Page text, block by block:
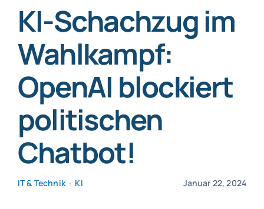
Jetzt absichern
KI-Schachzug im
Wahlkampf:
OpenAI blockiert
politischen
Chatbot!
IT & Technik• KI Januar 22, 2024